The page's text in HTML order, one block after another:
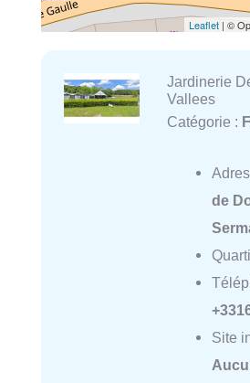
Leaflet | ©
Jardinerie
Vallees
Catégorie :
de
Site